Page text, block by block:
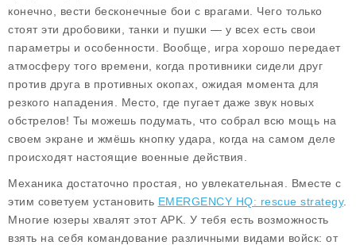
конечно, вести бесконечные бои с врагами. Чего только
стоят эти дробовики, танки и пушки — у всех есть свои
параметры и особенности. Вообще, игра хорошо передает
атмосферу того времени, когда противники сидели друг
против друга в противных окопах, ожидая момента для
резкого нападения. Место, где пугает даже звук новых
обстрелов! Ты можешь подумать, что собрал всю мощь на
своем экране и жмёшь кнопку удара, когда на самом деле
происходят настоящие военные действия.
Механика достаточно простая, но увлекательная. Вместе с
этим советуем установить EMERGENCY HQ: rescue strategy.
Многие юзеры хвалят этот APK. У тебя есть возможность
взять на себя командование различными видами войск: от